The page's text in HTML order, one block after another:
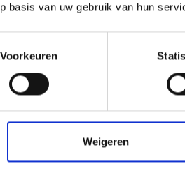
basis van uw gebruik van hun
Voorkeuren
Weigeren
mm
mm
26
verzendtijd 5-7